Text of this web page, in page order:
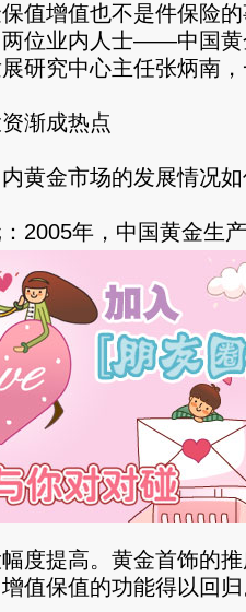
值增值也不是件保险
位业内人士——中国黄
研究中心主任张炳南
渐成热点
金市场的发展情况如
年，中国黄金生产
度提高。黄金首饰的
值保值的功能得以回